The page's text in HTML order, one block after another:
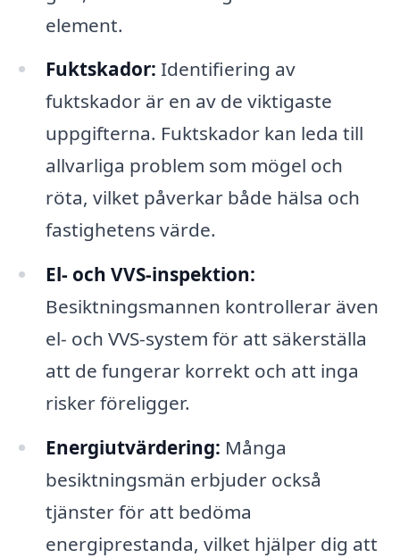
element.
Fuktskador: Identifiering av
fuktskador är en av de viktigaste
uppgifterna. Fuktskador kan leda till
allvarliga problem som mögel och
röta, vilket påverkar både hälsa och
fastighetens värde.
El- och VVS-inspektion:
Besiktningsmannen kontrollerar även
el- och VVS-system för att säkerställa
att de fungerar korrekt och att inga
risker föreligger.
Energiutvärdering: Många
besiktningsmän erbjuder också
tjänster för att bedöma
energiprestanda, vilket hjälper dig att